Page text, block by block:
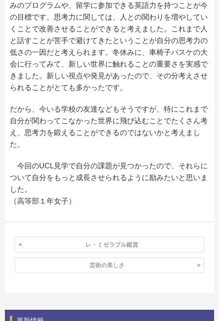
みのプログラムや、留学に参加できる英語力を持つことが今
の目標です。思考力に関しては、人との関わりを増やしてい
くことで改善させることができると考えました。これまで人
と話すことが苦手で避けてきたということが自分の思考力の
低さの一因だと考えられます。冬休みに、車椅子バスケの大
会に行ってみて、新しい世界に触れることの重要さを実感で
きました。新しい視点や発見があったので、その分考えさせ
られることがとても多かったです。
だから、今いる学校の友達などもそうですが、特にこれまで
自分が関わってこなかった世界に飛び込むことでたくさん考
え、思考力を鍛えることができるのではないかと考えまし
た。
今回のUCL見学で自分の課題が見つかったので、それらに
ついて自分をもっと成長させられるように励みたいと思いま
した。
（高等部１年女子）
レ・ミゼラブル鑑賞
芸術の美しさ